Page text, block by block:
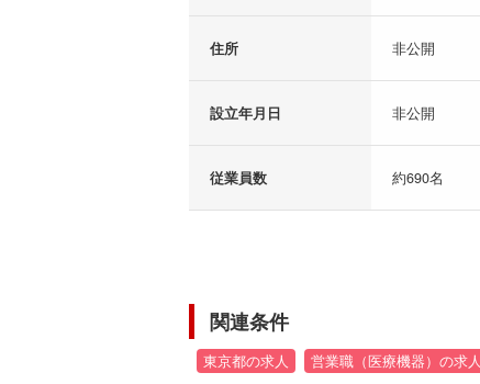
住所 非公開
設立年月日 非公開
従業員数 約690名
関連条件
東京都の求人 営業職（医療機器）の求人